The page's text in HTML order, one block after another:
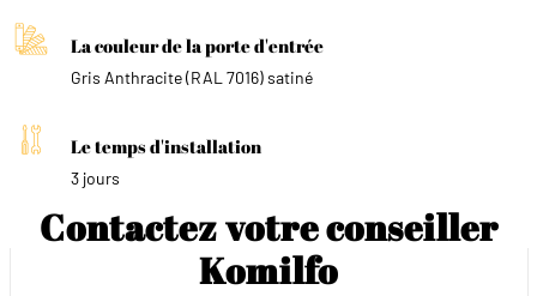
La couleur de la porte d'entrée
Gris Anthracite (RAL 7016) satiné
Le temps d'installation
3 jours
Contactez votre conseiller
Komilfo